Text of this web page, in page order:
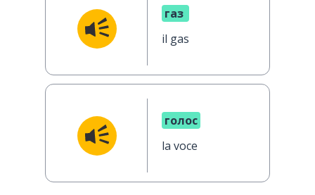
газ
il gas
голос
la voce